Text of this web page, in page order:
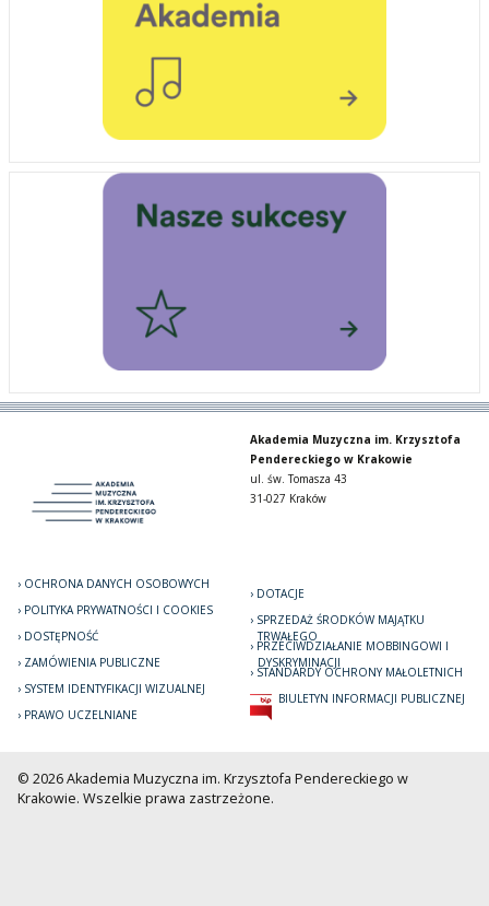
Akademia Muzyczna im. Krzysztofa
Pendereckiego w Krakowie
ul. św. Tomasza 43
31-027 Kraków
OCHRONA DANYCH OSOBOWYCH
POLITYKA PRYWATNOŚCI I COOKIES
DOSTĘPNOŚĆ
ZAMÓWIENIA PUBLICZNE
SYSTEM IDENTYFIKACJI WIZUALNEJ
PRAWO UCZELNIANE
DOTACJE
SPRZEDAŻ ŚRODKÓW MAJĄTKU
TRWAŁEGO
PRZECIWDZIAŁANIE MOBBINGOWI I
DYSKRYMINACJI
STANDARDY OCHRONY MAŁOLETNICH
BIULETYN INFORMACJI PUBLICZNEJ
© 2026 Akademia Muzyczna im. Krzysztofa Pendereckiego w
Krakowie. Wszelkie prawa zastrzeżone.